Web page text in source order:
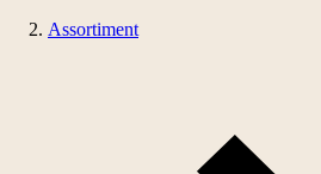
Assortiment